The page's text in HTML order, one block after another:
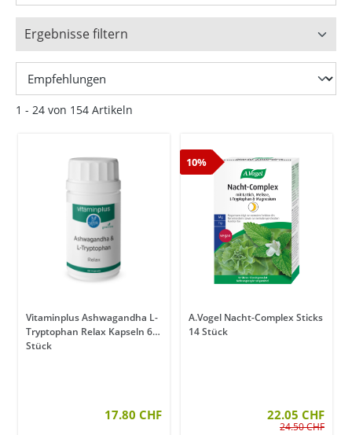
Ergebnisse filtern
1 - 24 von 154 Artikeln
Vitaminplus Ashwagandha L-
Tryptophan Relax Kapseln 60
Stück
17.80 CHF
10%
A.Vogel Nacht-Complex Sticks
14 Stück
22.05 CHF
24.50 CHF